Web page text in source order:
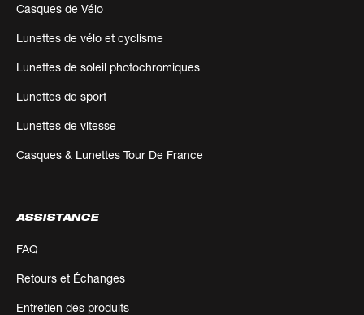
Casques de Vélo
Lunettes de vélo et cyclisme
Lunettes de soleil photochromiques
Lunettes de sport
Lunettes de vitesse
Casques & Lunettes Tour De France
ASSISTANCE
FAQ
Retours et Échanges
Entretien des produits